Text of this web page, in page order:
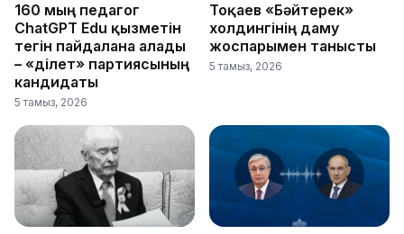
160 мың педагог
ChatGPT Edu қызметін
тегін пайдалана алады
– «Әділет» партиясының
кандидаты
5 тамыз, 2026
Тоқаев «Бәйтерек»
холдингінің даму
жоспарымен танысты
5 тамыз, 2026